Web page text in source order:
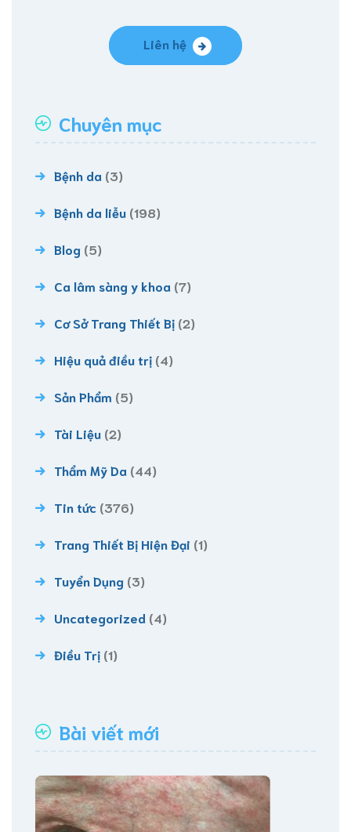
Liên hệ
Chuyên mục
Bệnh da (3)
Bệnh da liễu (198)
Blog (5)
Ca lâm sàng y khoa (7)
Cơ Sở Trang Thiết Bị (2)
Hiệu quả điều trị (4)
Sản Phẩm (5)
Tài Liệu (2)
Thẩm Mỹ Da (44)
Tin tức (376)
Trang Thiết Bị Hiện Đại (1)
Tuyển Dụng (3)
Uncategorized (4)
Điều Trị (1)
Bài viết mới